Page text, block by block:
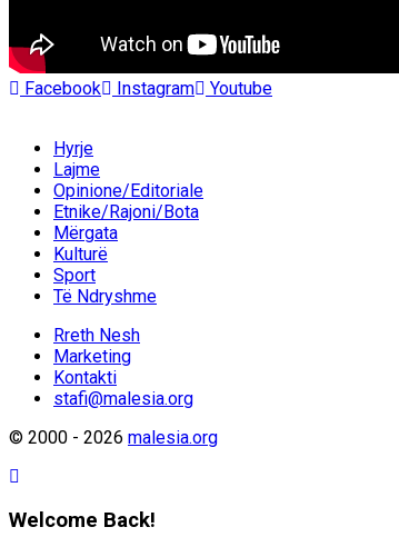
Facebook Instagram Youtube
Hyrje
Lajme
Opinione/Editoriale
Etnike/Rajoni/Bota
Mërgata
Kulturë
Sport
Të Ndryshme
Rreth Nesh
Marketing
Kontakti
stafi@malesia.org
© 2000 - 2026 malesia.org
Welcome Back!